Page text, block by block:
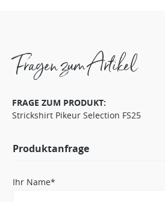
Fragen zum Artikel
FRAGE ZUM PRODUKT:
Strickshirt Pikeur Selection FS25
Produktanfrage
Ihr Name*